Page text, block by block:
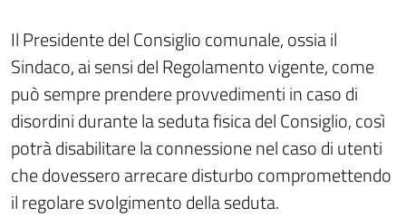
Il Presidente del Consiglio comunale, ossia il
Sindaco, ai sensi del Regolamento vigente, come
può sempre prendere provvedimenti in caso di
disordini durante la seduta fisica del Consiglio, così
potrà disabilitare la connessione nel caso di utenti
che dovessero arrecare disturbo compromettendo
il regolare svolgimento della seduta.